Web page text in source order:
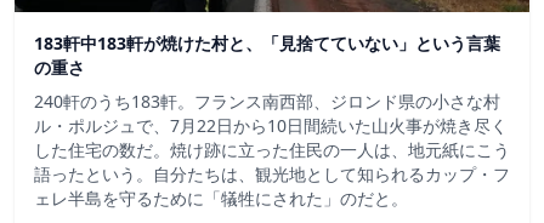
183軒中183軒が焼けた村と、「見捨てていない」という言葉
の重さ
240軒のうち183軒。フランス南西部、ジロンド県の小さな村
ル・ポルジュで、7月22日から10日間続いた山火事が焼き尽く
した住宅の数だ。焼け跡に立った住民の一人は、地元紙にこう
語ったという。自分たちは、観光地として知られるカップ・フ
ェレ半島を守るために「犠牲にされた」のだと。